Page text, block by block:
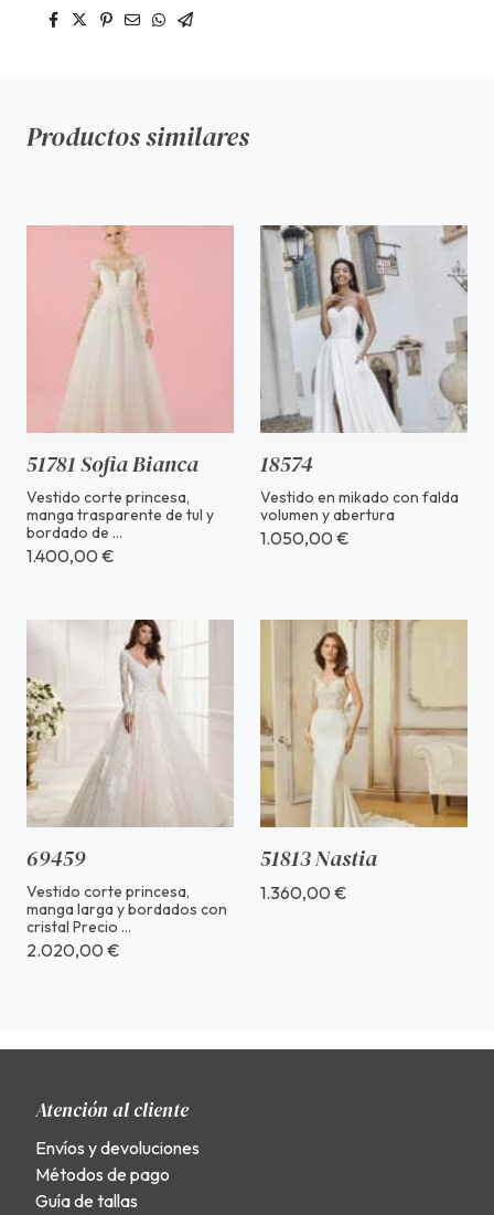
Productos similares
51781 Sofia Bianca
Vestido corte princesa,
manga trasparente de tul y
bordado de ...
1.400,00 €
18574
Vestido en mikado con falda
volumen y abertura
1.050,00 €
69459
Vestido corte princesa,
manga larga y bordados con
cristal Precio ...
2.020,00 €
51813 Nastia
1.360,00 €
Atención al cliente
Envíos y devoluciones
Métodos de pago
Guía de tallas